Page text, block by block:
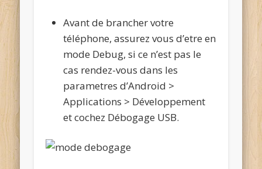
Avant de brancher votre
téléphone, assurez vous d’etre en
mode Debug, si ce n’est pas le
cas rendez-vous dans les
parametres d’Android >
Applications > Développement
et cochez Débogage USB.